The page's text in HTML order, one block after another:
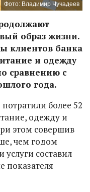
Фото: Владимир Чучадеев
образ жизни.
клиентов банка
и одежду
сравнению с
года.
более 52
одежду и
этом совершив
чем годом
составил
показателя